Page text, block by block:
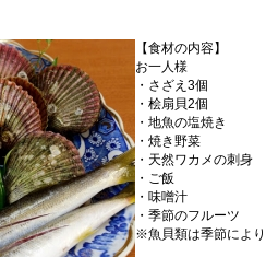
【食材の内容】
お一人様
・さざえ3個
・桧扇貝2個
・地魚の塩焼き
・焼き野菜
・天然ワカメの刺身
・ご飯
・味噌汁
・季節のフルーツ
※魚貝類は季節により